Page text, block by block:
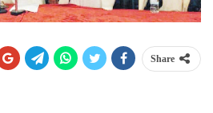
Share